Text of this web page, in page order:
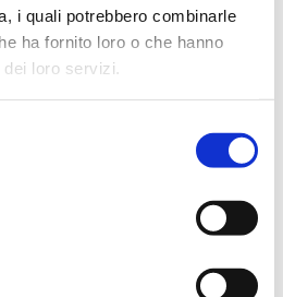
i quali potrebbero combinarle
ha fornito loro o che hanno
loro servizi.